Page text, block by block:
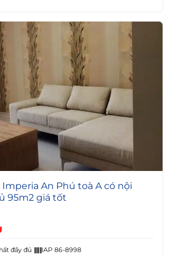
An Phú toà A có nội
95m2 giá tốt
đầy đủ IAP 86-8998